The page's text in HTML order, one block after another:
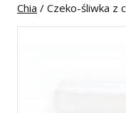
Chia / Czeko-śliwka z